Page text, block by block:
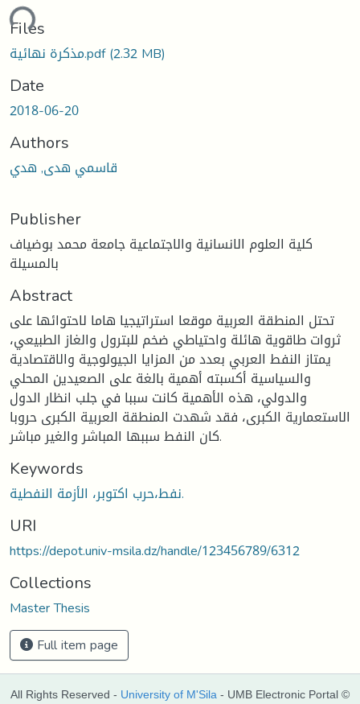
Files
مذكرة نهائية.pdf(2.32 MB)
Date
2018-06-20
Authors
قاسمي هدى, هدي
Publisher
كلية العلوم الانسانية والاجتماعية جامعة محمد بوضياف
بالمسيلة
Abstract
تحتل المنطقة العربية موقعا استراتيجيا هاما لاحتوائها على
ثروات طاقوية هائلة واحتياطي ضخم للبترول والغاز الطبيعي،
يمتاز النفط العربي بعدد من المزايا الجيولوجية والاقتصادية
والسياسية أكسبته أهمية بالغة على الصعيدين المحلي
والدولي، هذه الأهمية كانت سببا في جلب انظار الدول
الاستعمارية الكبرى، فقد شهدت المنطقة العربية الكبرى حروبا
كان النفط سببها المباشر والغير مباشر.
Keywords
نفط،حرب اكتوبر، الأزمة النفطية.
URI
https://depot.univ-msila.dz/handle/123456789/6312
Collections
Master Thesis
Full item page
All Rights Reserved - University of M'Sila - UMB Electronic Portal ©